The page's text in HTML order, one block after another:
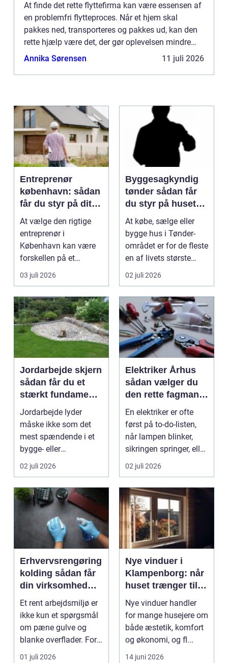
At finde det rette flyttefirma kan være essensen af
en problemfri flytteproces. Når et hjem skal
pakkes ned, transporteres og pakkes ud, kan den
rette hjælp være det, der gør oplevelsen mindre
stressende. Med mange flyt...
Annika Sørensen 11 juli 2026
Entreprenør
københavn: sådan
får du styr på dit
byggeprojekt
At vælge den rigtige
entreprenør i
København kan være
forskellen på et
byggeprojekt, der
glider, og ...
03 juli 2026
Byggesagkyndig
tønder sådan får
du styr på husets
tilstand
At købe, sælge eller
bygge hus i Tønder-
området er for de fleste
en af livets største
beslutninger. ...
02 juli 2026
Jordarbejde skjern
sådan får du et
stærkt fundament
til dit projekt
Jordarbejde lyder
måske ikke som det
mest spændende i et
bygge- eller
haveprojekt, men hele
resultat...
02 juli 2026
Elektriker Århus
sådan vælger du
den rette fagmand
til opgaven
En elektriker er ofte
først på to-do-listen,
når lampen blinker,
sikringen springer, eller
du skal h...
02 juli 2026
Erhvervsrengøring
kolding sådan får
din virksomhed
mere end bare
rene lokaler
Et rent arbejdsmiljø er
ikke kun et spørgsmål
om pæne gulve og
blanke overflader. For
mange virksomh...
01 juli 2026
Nye vinduer i
Klampenborg: når
huset trænger til
renovering
Nye vinduer handler
for mange husejere om
både æstetik, komfort
og økonomi, og fl...
14 juni 2026